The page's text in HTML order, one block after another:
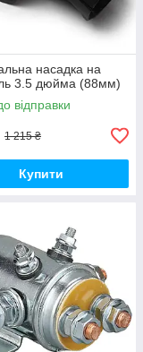
насадка на
3.5 дюйма (88мм)
відправки
1 215 ₴
Купити